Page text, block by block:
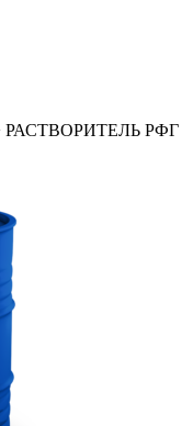
РАСТВОРИТЕЛЬ РФГ